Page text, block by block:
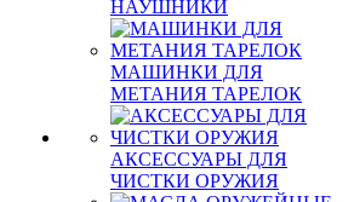
НАУШНИКИ
МАШИНКИ ДЛЯ
МЕТАНИЯ ТАРЕЛОК
АКСЕССУАРЫ ДЛЯ
ЧИСТКИ ОРУЖИЯ